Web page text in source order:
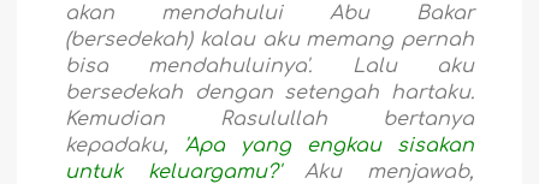
akan mendahului Abu Bakar
(bersedekah) kalau aku memang pernah
bisa mendahuluinya'. Lalu aku
bersedekah dengan setengah hartaku.
Kemudian Rasulullah bertanya
kepadaku, 'Apa yang engkau sisakan
untuk keluargamu?'Aku menjawab,